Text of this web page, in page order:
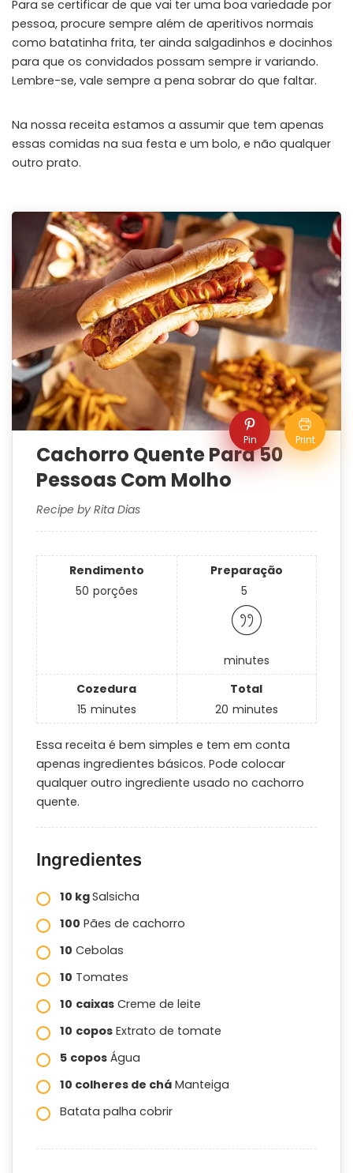
Para se certificar de que vai ter uma boa variedade por
pessoa, procure sempre além de aperitivos normais
como batatinha frita, ter ainda salgadinhos e docinhos
para que os convidados possam sempre ir variando.
Lembre-se, vale sempre a pena sobrar do que faltar.
Na nossa receita estamos a assumir que tem apenas
essas comidas na sua festa e um bolo, e não qualquer
outro prato.
Pin Print
Cachorro Quente Para 50
Pessoas Com Molho
Recipe by Rita Dias
Rendimento
50 porções
Preparação
5
minutes
Cozedura
15 minutes
Total
20 minutes
Essa receita é bem simples e tem em conta
apenas ingredientes básicos. Pode colocar
qualquer outro ingrediente usado no cachorro
quente.
Ingredientes
10 kgSalsicha
100 Pães de cachorro
10 Cebolas
10 Tomates
10 caixas Creme de leite
10 copos Extrato de tomate
5 copos Água
10 colheres de chá Manteiga
Batata palha cobrir